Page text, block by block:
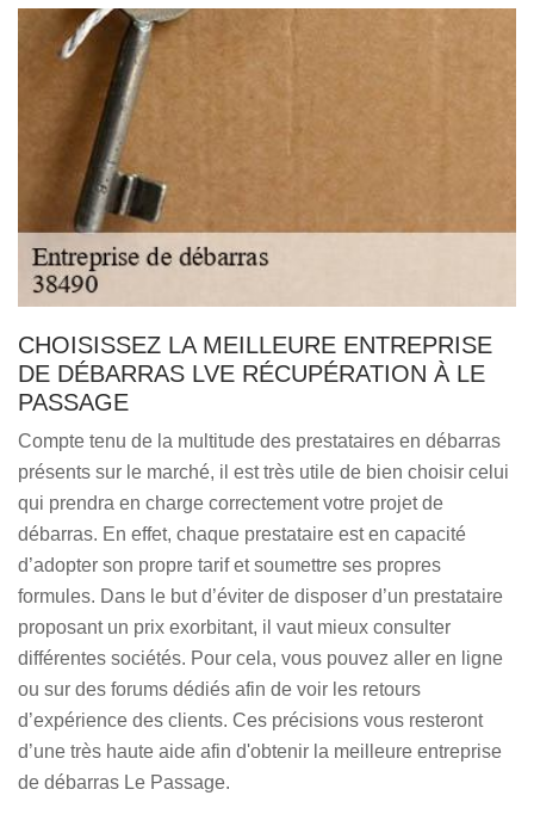
CHOISISSEZ LA MEILLEURE ENTREPRISE
DE DÉBARRAS LVE RÉCUPÉRATION À LE
PASSAGE
Compte tenu de la multitude des prestataires en débarras
présents sur le marché, il est très utile de bien choisir celui
qui prendra en charge correctement votre projet de
débarras. En effet, chaque prestataire est en capacité
d’adopter son propre tarif et soumettre ses propres
formules. Dans le but d’éviter de disposer d’un prestataire
proposant un prix exorbitant, il vaut mieux consulter
différentes sociétés. Pour cela, vous pouvez aller en ligne
ou sur des forums dédiés afin de voir les retours
d’expérience des clients. Ces précisions vous resteront
d’une très haute aide afin d'obtenir la meilleure entreprise
de débarras Le Passage.